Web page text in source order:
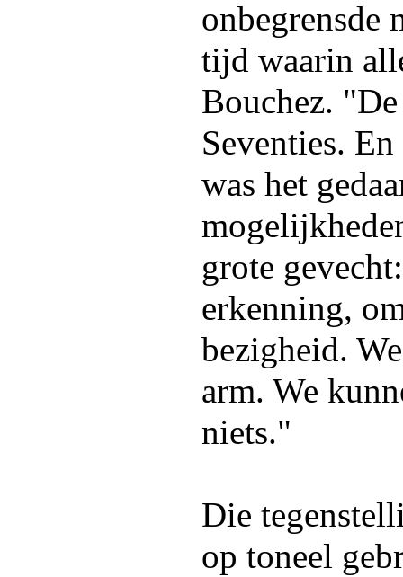
onbegrensde
tijd waarin
Bouchez.
Seventies.
was het
grote
erkenning,
bezigheid.
arm. We
niets."
Die
op toneel